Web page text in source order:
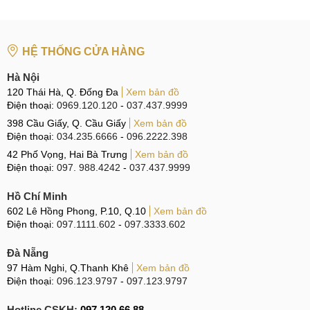
Khắc phục lỗi Camera trước, sau Realme C20, Realme
C20A
Cài đặt ứng dụng chụp ảnh khác
Nếu ứng dụng Camera trên máy không hoạt động, Quý
khách thử cài đặt các ứng dụng chụp ảnh khác (Camera
truy cập vào camera xem camera có hoạt động bình thường
hay chưa.
Sau một thời gian sử dụng, mặt kính Camera có thể bị bám
bụi khiến ảnh chụp ra bị mờ, nhòe. Để khắc phục tình trạng
HỆ THỐNG CỬA HÀNG
Hà Nội
120 Thái Hà, Q. Đống Đa
Xem bản đồ
Điện thoại: 0969.120.120 - 037.437.9999
398 Cầu Giấy, Q. Cầu Giấy
Xem bản đồ
Điện thoại: 034.235.6666 - 096.2222.398
42 Phố Vọng, Hai Bà Trưng
Xem bản đồ
Điện thoại: 097. 988.4242 - 037.437.9999
Hồ Chí Minh
602 Lê Hồng Phong, P.10, Q.10
Xem bản đồ
Điện thoại: 097.1111.602 - 097.3333.602
Đà Nẵng
97 Hàm Nghi, Q.Thanh Khê
Xem bản đồ
Điện thoại: 096.123.9797 - 097.123.9797